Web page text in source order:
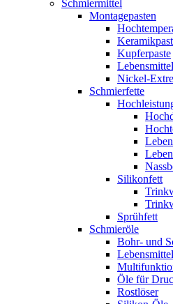
Schmiermittel
Montagepasten
Kupferpaste
Nickel-
Schmierfette
Silikonfett
Sprühfett
Schmieröle
Bohr- und
Öle für
Rostlöser